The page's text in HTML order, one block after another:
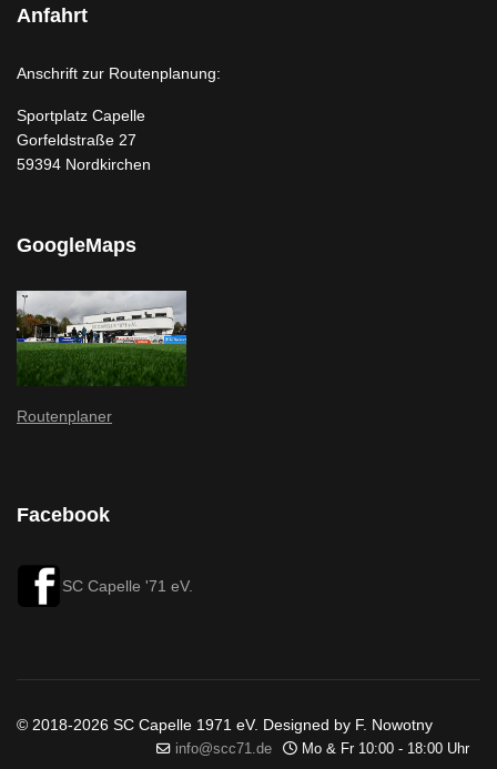
Anfahrt
Anschrift zur Routenplanung:
Sportplatz Capelle
Gorfeldstraße 27
59394 Nordkirchen
GoogleMaps
Routenplaner
Facebook
SC Capelle '71 eV.
© 2018-2026 SC Capelle 1971 eV. Designed by F. Nowotny
info@scc71.de Mo & Fr 10:00 - 18:00 Uhr